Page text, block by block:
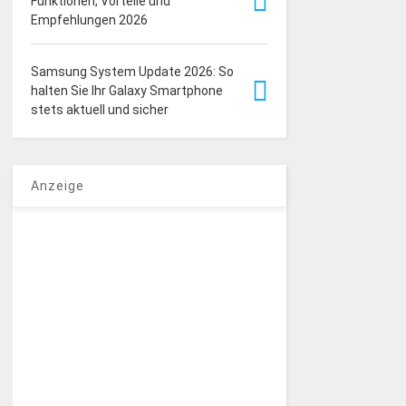
Empfehlungen 2026
Samsung System Update 2026: So
halten Sie Ihr Galaxy Smartphone
stets aktuell und sicher
Anzeige